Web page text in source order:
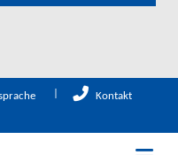
Kontakt